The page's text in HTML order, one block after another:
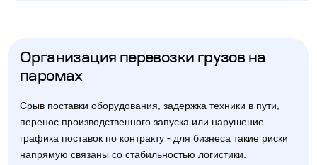
Организация перевозки грузов на
паромах
Срыв поставки оборудования, задержка техники в пути,
перенос производственного запуска или нарушение
графика поставок по контракту - для бизнеса такие риски
напрямую связаны со стабильностью логистики.